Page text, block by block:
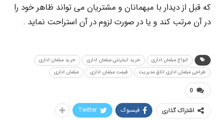
دیدار با میهمانان و مشتریان می تواند ظاهر خود را
کند و یا در صورت لزوم در آن استراحت نماید .
مبلمان اداری خرید اینترنتی مبلمان اداری
خرید مبلمان اداری
اداری اتاق مدیریت
قیمت مبلمان اداری مبلمان اداری
گذاری فیسبوک Twitter